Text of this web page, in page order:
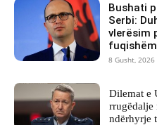
Bushati
Serbi:
vlerësim
8 Gusht,
Dilemat e
ndërhyrje